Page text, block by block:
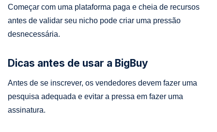
Começar com uma plataforma paga e cheia de recursos
antes de validar seu nicho pode criar uma pressão
desnecessária.
Dicas antes de usar a BigBuy
Antes de se inscrever, os vendedores devem fazer uma
pesquisa adequada e evitar a pressa em fazer uma
assinatura.